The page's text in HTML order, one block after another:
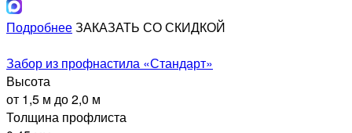
ПодробнееЗАКАЗАТЬ СО СКИДКОЙ
Забор из профнастила «Стандарт»
Высота
от 1,5 м до 2,0 м
Толщина профлиста